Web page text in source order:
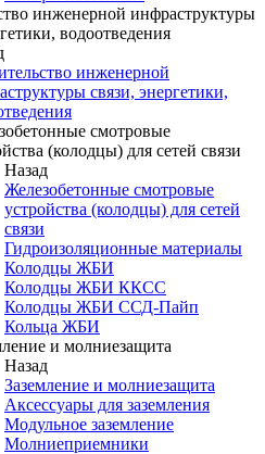
инженерной инфраструктуры
водоотведения
инженерной
связи, энергетики,
смотровые
(колодцы) для сетей связи
Назад
Железобетонные смотровые
устройства (колодцы) для сетей
связи
Гидроизоляционные материалы
Колодцы ЖБИ
Колодцы ЖБИ ККСС
Колодцы ЖБИ ССД-Пайп
Кольца ЖБИ
и молниезащита
Назад
Заземление и молниезащита
Аксессуары для заземления
Модульное заземление
Молниеприемники